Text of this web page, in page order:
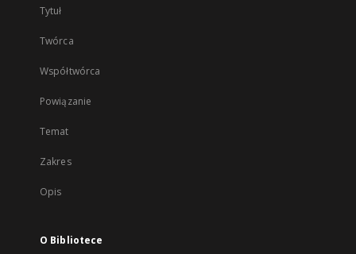
Tytuł
Twórca
Współtwórca
Powiązanie
Temat
Zakres
Opis
O Bibliotece